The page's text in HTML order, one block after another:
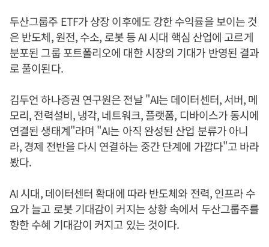
두산그룹주 ETF가 상장 이후에도 강한 수익률을 보이는 것
은 반도체, 원전, 수소, 로봇 등 AI 시대 핵심 산업에 고르게
분포된 그룹 포트폴리오에 대한 시장의 기대가 반영된 결과
로 풀이된다.
김두언 하나증권 연구원은 전날 "AI는 데이터센터, 서버, 메
모리, 전력설비, 냉각, 네트워크, 플랫폼, 디바이스가 동시에
연결된 생태계"라며 "AI는 아직 완성된 산업 분류가 아니
라, 경제 전반을 다시 연결하는 중간 단계에 가깝다"고 바라
봤다.
AI 시대, 데이터센터 확대에 따라 반도체와 전력, 인프라 수
요가 늘고 로봇 기대감이 커지는 상황 속에서 두산그룹주를
향한 수혜 기대감이 커지고 있는 것이다.